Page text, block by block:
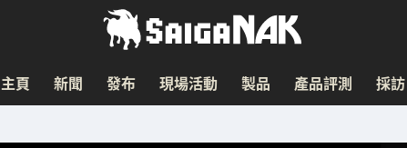
主頁 新聞 發布 現場活動 製品 產品評測 採訪